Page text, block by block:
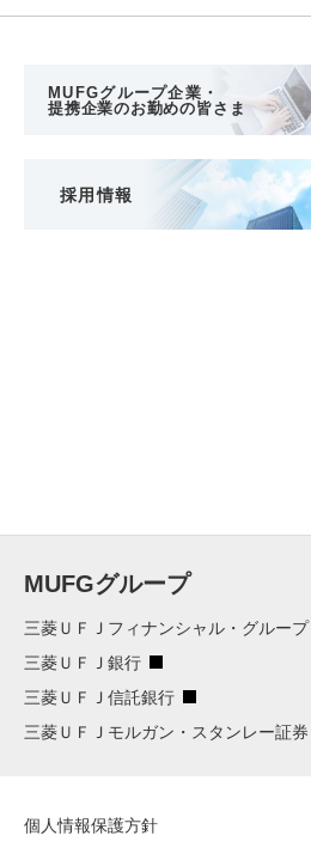
MUFGグループ企業・
提携企業のお勤めの皆さま
採用情報
MUFGグループ
三菱ＵＦＪフィナンシャル・グループ
三菱ＵＦＪ銀行
三菱ＵＦＪ信託銀行
三菱ＵＦＪモルガン・スタンレー証券
個人情報保護方針